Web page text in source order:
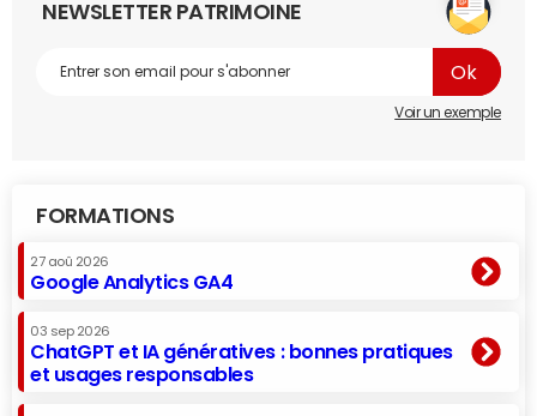
NEWSLETTER PATRIMOINE
Voir un exemple
FORMATIONS
27 aoû 2026
Google Analytics GA4
03 sep 2026
ChatGPT et IA génératives : bonnes pratiques
et usages responsables